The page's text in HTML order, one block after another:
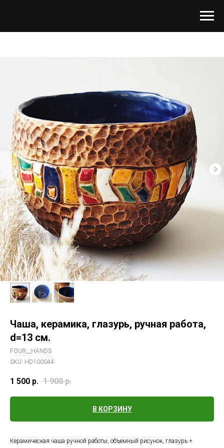
Чаша, керамика, глазурь, ручная работа,
d=13 см.
FOUR__HANDS
SKU: НD100044
1 500 р. 1 900 р.
В КОРЗИНУ
Керамическая чаша ручной работы, объемный рисунок, глазурь +